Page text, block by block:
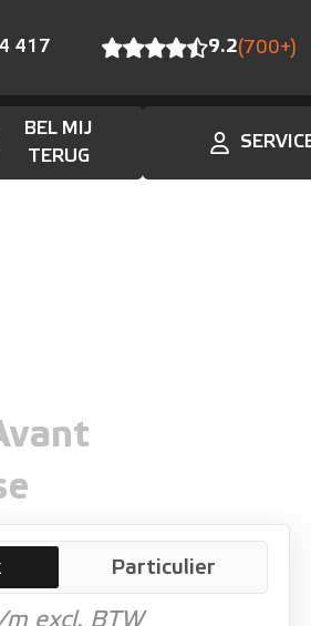
417 9.2(700+)
BEL MIJ
TERUG
Particulier
excl. BTW